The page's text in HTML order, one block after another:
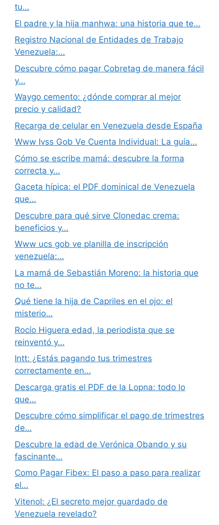
tu…
El padre y la hija manhwa: una historia que te…
Registro Nacional de Entidades de Trabajo
Venezuela:…
Descubre cómo pagar Cobretag de manera fácil
y…
Waygo cemento: ¿dónde comprar al mejor
precio y calidad?
Recarga de celular en Venezuela desde España
Www Ivss Gob Ve Cuenta Individual: La guía…
Cómo se escribe mamá: descubre la forma
correcta y…
Gaceta hípica: el PDF dominical de Venezuela
que…
Descubre para qué sirve Clonedac crema:
beneficios y…
Www ucs gob ve planilla de inscripción
venezuela:…
La mamá de Sebastián Moreno: la historia que
no te…
Qué tiene la hija de Capriles en el ojo: el
misterio…
Rocío Higuera edad, la periodista que se
reinventó y…
Intt: ¿Estás pagando tus trimestres
correctamente en…
Descarga gratis el PDF de la Lopna: todo lo
que…
Descubre cómo simplificar el pago de trimestres
de…
Descubre la edad de Verónica Obando y su
fascinante…
Como Pagar Fibex: El paso a paso para realizar
el…
Vitenol: ¿El secreto mejor guardado de
Venezuela revelado?